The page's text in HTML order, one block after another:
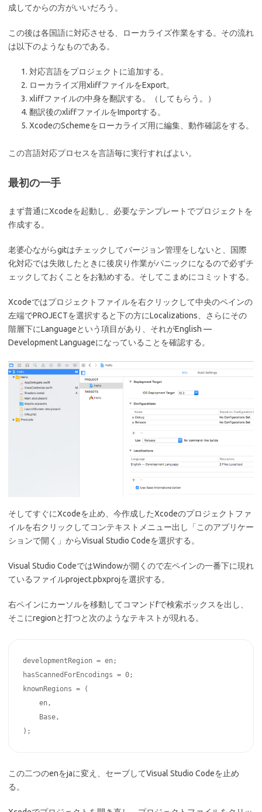
成してからの方がいいだろう。
この後は各国語に対応させる、ローカライズ作業をする。その流れ
は以下のようなものである。
対応言語をプロジェクトに追加する。
ローカライズ用xliffファイルをExport。
xliffファイルの中身を翻訳する。（してもらう。）
翻訳後のxliffファイルをImportする。
XcodeのSchemeをローカライズ用に編集、動作確認をする。
この言語対応プロセスを言語毎に実行すればよい。
最初の一手
まず普通にXcodeを起動し、必要なテンプレートでプロジェクトを
作成する。
老婆心ながらgitはチェックしてバージョン管理をしないと、国際
化対応では失敗したときに後戻り作業がパニックになるので必ずチ
ェックしておくことをお勧めする。そしてこまめにコミットする。
Xcodeではプロジェクトファイルを右クリックして中央のペインの
左端でPROJECTを選択すると下の方にLocalizations、さらにその
階層下にLanguageという項目があり、それがEnglish —
Development Languageになっていることを確認する。
そしてすぐにXcodeを止め、今作成したXcodeのプロジェクトファ
イルを右クリックしてコンテキストメニュー出し「このアプリケー
ションで開く」からVisual Studio Codeを選択する。
Visual Studio CodeではWindowが開くので左ペインの一番下に現れ
ているファイルproject.pbxprojを選択する。
右ペインにカーソルを移動してコマンドfで検索ボックスを出し、
そこにregionと打つと次のようなテキストが現れる。
developmentRegion = en;
hasScannedForEncodings = 0;
knownRegions = (
    en,
    Base,
この二つのenをjaに変え、セーブしてVisual Studio Codeを止め
る。